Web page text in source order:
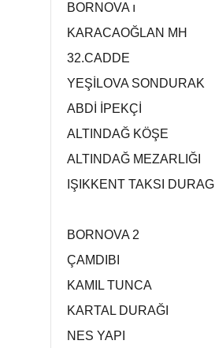
BORNOVA ı
KARACAOĞLAN MH
32.CADDE
YEŞİLOVA SONDURAK
ABDİ İPEKÇİ
ALTINDAĞ KÖŞE
ALTINDAĞ MEZARLIĞI
IŞIKKENT TAKSI DURAGI
BORNOVA 2
ÇAMDIBI
KAMIL TUNCA
KARTAL DURAĞI
NES YAPI